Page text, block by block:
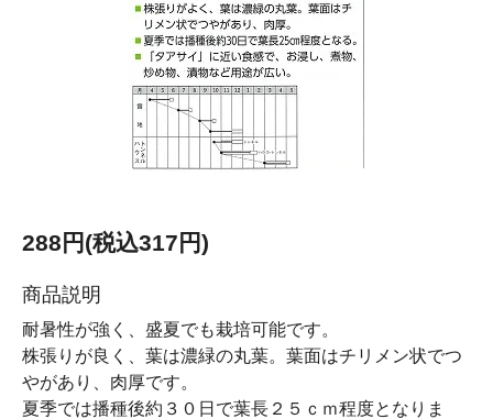
288円(税込317円)
商品説明
耐暑性が強く、盛夏でも栽培可能です。
株張りが良く、葉は濃緑の丸葉。葉面はチリメン状でつ
やがあり、肉厚です。
夏季では播種後約３０日で葉長２５ｃｍ程度となりま